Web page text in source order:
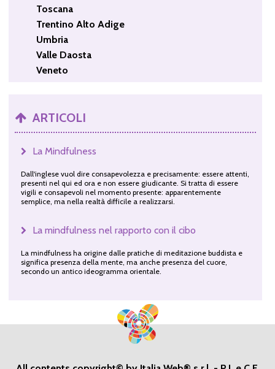
Toscana
Trentino Alto Adige
Umbria
Valle Daosta
Veneto
ARTICOLI
La Mindfulness
Dall'inglese vuol dire consapevolezza e precisamente: essere attenti,
presenti nel qui ed ora e non essere giudicante. Si tratta di essere
vigili e consapevoli nel momento presente: apparentemente
semplice, ma nella realtà difficile a realizzarsi.
La mindfulness nel rapporto con il cibo
La mindfulness ha origine dalle pratiche di meditazione buddista e
significa presenza della mente, ma anche presenza del cuore,
secondo un antico ideogramma orientale.